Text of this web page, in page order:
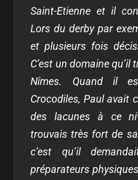
Saint-Etienne et il
Lors du derby par
et plusieurs fois
C’est un domaine
Nîmes. Quand il
Crocodiles, Paul avait
des lacunes à ce
trouvais très fort de
c’est qu’il
préparateurs